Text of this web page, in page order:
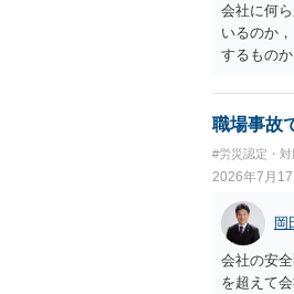
会社に何
いるのか
するもの
職場事故
#労災認定・対
2026年7月17
岡
会社の安
を超えて